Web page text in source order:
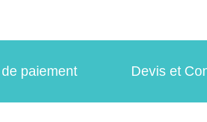
paiement Devis et